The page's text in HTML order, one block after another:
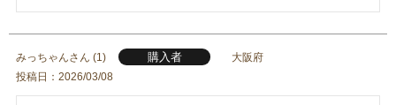
みっちゃん 1 購入者
大阪府
投稿日
2026/03/08